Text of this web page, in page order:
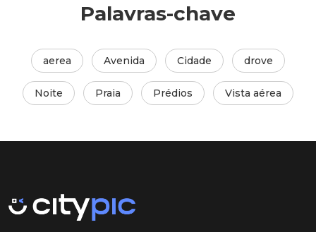
Palavras-chave
aerea Avenida Cidade drove
Noite Praia Prédios Vista aérea